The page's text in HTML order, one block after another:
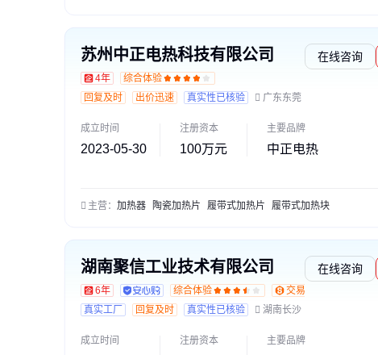
苏州中正电热科技有限公司
4年 综合体验
在线咨询
回复及时 出价迅速 真实性已核验 广东东莞
成立时间
2023-05-30
注册资本
100万元
主要品牌
中正电热
主营： 加热器 陶瓷加热片 履带式加热片 履带式加热块
湖南聚信工业技术有限公司
6年 综合体验 交易勋章L1
在线咨询
真实工厂 回复及时 真实性已核验 湖南长沙
成立时间 注册资本 主要品牌